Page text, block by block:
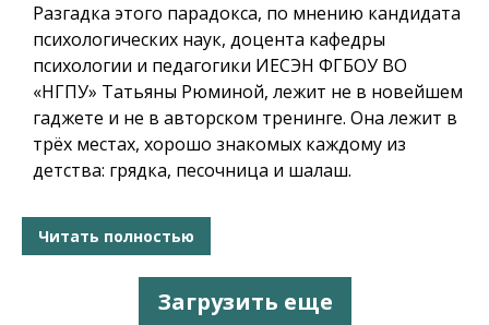
Разгадка этого парадокса, по мнению кандидата
психологических наук, доцента кафедры
психологии и педагогики ИЕСЭН ФГБОУ ВО
«НГПУ» Татьяны Рюминой, лежит не в новейшем
гаджете и не в авторском тренинге. Она лежит в
трёх местах, хорошо знакомых каждому из
детства: грядка, песочница и шалаш.
Читать полностью
Загрузить еще